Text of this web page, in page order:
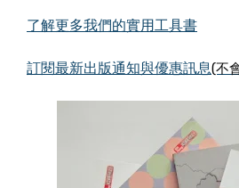
了解更多我們的實用工具書
訂閱最新出版通知與優惠訊息(不